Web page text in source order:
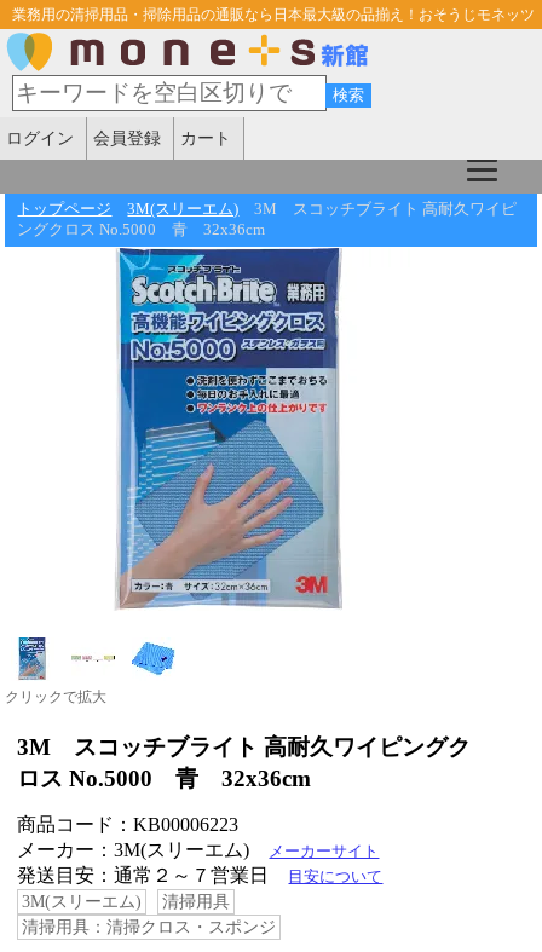
業務用の清掃用品・掃除用品の通販なら日本最大級の品揃え！おそうじモネッツ
ログイン 会員登録 カート
トップページ 3M(スリーエム)
3M スコッチブライト 高耐久ワイピ
ングクロス No.5000 青 32x36cm
クリックで拡大
3M スコッチブライト 高耐久ワイピングク
ロス No.5000 青 32x36cm
商品コード：KB00006223
メーカー：3M(スリーエム)
メーカーサイト
発送目安：通常２～７営業日 目安について
3M(スリーエム)
清掃用具
清掃用具：清掃クロス・スポンジ